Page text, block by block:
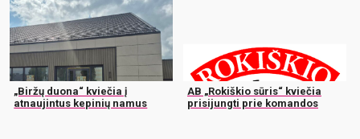
„Biržų duona“ kviečia į
atnaujintus kepinių namus
AB „Rokiškio sūris“ kviečia
prisijungti prie komandos